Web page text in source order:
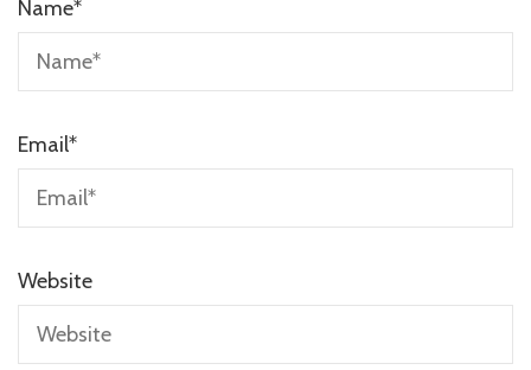
Name*
Email*
Website